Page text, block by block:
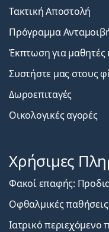
Τακτική Αποστολή
Πρόγραμμα
Έκπτωση για μαθητές
Συστήστε μας στους
Δωροεπιταγές
Οικολογικές αγορές
Χρήσιμες
Φακοί επαφής:
Οφθαλμικές παθήσεις
Ιατρικό περιεχόμενο